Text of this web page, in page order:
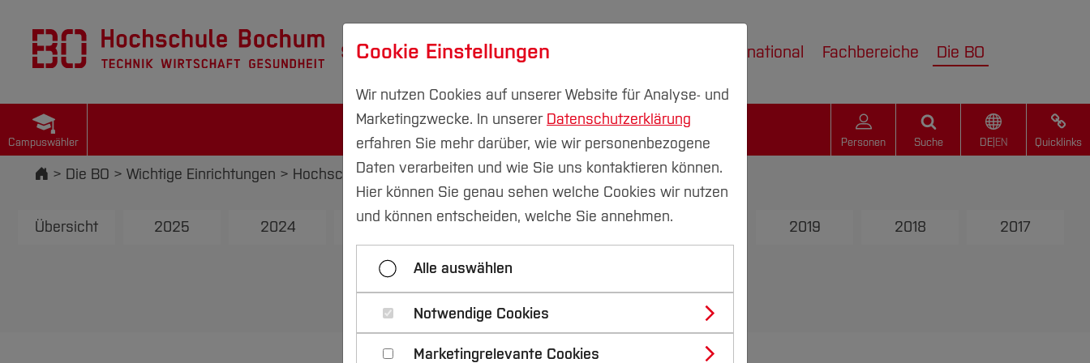
Studium Forschung & Transfer International Fachbereiche Die BO
Campuswähler Personen Suche DE| EN Quicklinks
Startseite
Die BO Wichtige Einrichtungen Hochschulkommunikation Pressemitteilungen
Übersicht 2025 2024 2023 2022 2021 2019 2018 2017
Cookie Einstellungen
Wir nutzen Cookies auf unserer Website für Analyse- und
Marketingzwecke. In unserer Datenschutzerklärung
erfahren Sie mehr darüber, wie wir personenbezogene
Daten verarbeiten und wie Sie uns kontaktieren können.
Hier können Sie genau sehen welche Cookies wir nutzen
und können entscheiden, welche Sie annehmen.
Alle auswählen
Notwendige Cookies
Marketingrelevante Cookies